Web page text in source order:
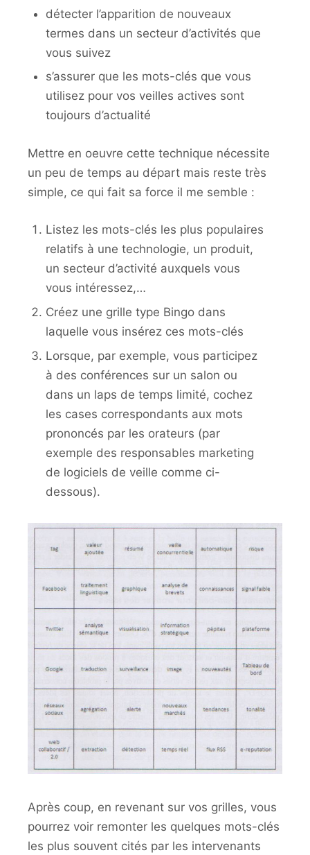
détecter l’apparition de nouveaux
termes dans un secteur d’activités que
vous suivez
s’assurer que les mots-clés que vous
utilisez pour vos veilles actives sont
toujours d’actualité
Mettre en oeuvre cette technique nécessite
un peu de temps au départ mais reste très
simple, ce qui fait sa force il me semble :
Listez les mots-clés les plus populaires
relatifs à une technologie, un produit,
un secteur d’activité auxquels vous
vous intéressez,…
Créez une grille type Bingo dans
laquelle vous insérez ces mots-clés
Lorsque, par exemple, vous participez
à des conférences sur un salon ou
dans un laps de temps limité, cochez
les cases correspondants aux mots
prononcés par les orateurs (par
exemple des responsables marketing
de logiciels de veille comme ci-
dessous).
Après coup, en revenant sur vos grilles, vous
pourrez voir remonter les quelques mots-clés
les plus souvent cités par les intervenants